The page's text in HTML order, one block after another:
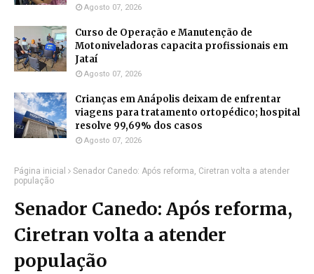
Agosto 07, 2026
Curso de Operação e Manutenção de
Motoniveladoras capacita profissionais em
Jataí
Agosto 07, 2026
Crianças em Anápolis deixam de enfrentar
viagens para tratamento ortopédico; hospital
resolve 99,69% dos casos
Agosto 07, 2026
Página inicial
Senador Canedo: Após reforma, Ciretran volta a atender
população
Senador Canedo: Após reforma,
Ciretran volta a atender
população